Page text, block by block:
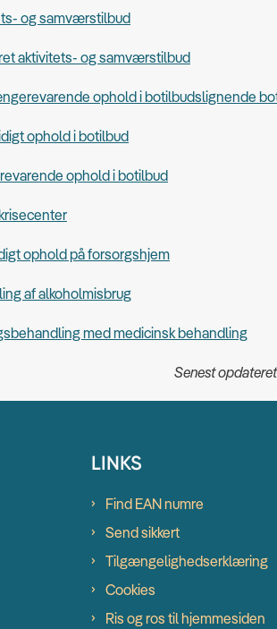
og samværstilbud
aktivitets- og samværstilbud
ophold i botilbudslignende
ophold i botilbud
ophold i botilbud
ophold på forsorgshjem
af alkoholmisbrug
med medicinsk behandling
Senest
LINKS
Find EAN numre
Send sikkert
Tilgængelighedserklæring
Cookies
Ris og ros til hjemmesiden